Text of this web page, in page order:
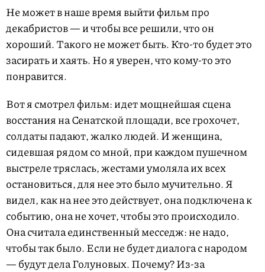
Не может в наше время выйти фильм про
декабристов — и чтобы все решили, что он
хороший. Такого не может быть. Кто-то будет это
засирать и хаять. Но я уверен, что кому-то это
понравится.
Вот я смотрел фильм: идет мощнейшая сцена
восстания на Сенатской площади, все грохочет,
солдаты падают, жалко людей. И женщина,
сидевшая рядом со мной, при каждом пушечном
выстреле тряслась, жестами умоляла их всех
остановиться, для нее это было мучительно. Я
видел, как на нее это действует, она подключена к
событию, она не хочет, чтобы это происходило.
Она считала единственный месседж: не надо,
чтобы так было. Если не будет диалога с народом
— будут дела Голуновых. Почему? Из-за